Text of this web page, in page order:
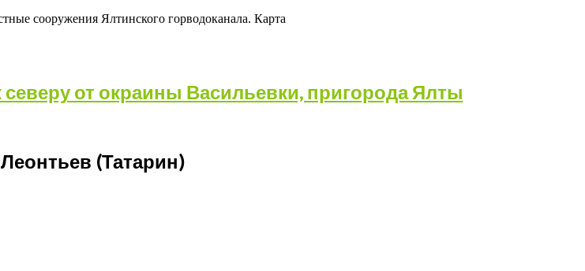
от окраины Васильевки, пригорода Ялты
(Татарин)